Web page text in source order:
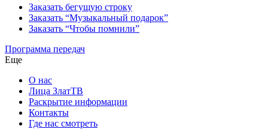
Заказать бегущую строку
Заказать “Музыкальный подарок”
Заказать “Чтобы помнили”
Программа передач
Еще
О нас
Лица ЗлатТВ
Раскрытие информации
Контакты
Где нас смотреть